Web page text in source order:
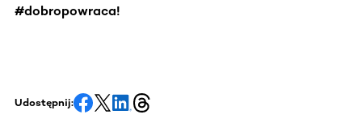
#dobropowraca!
Udostępnij: